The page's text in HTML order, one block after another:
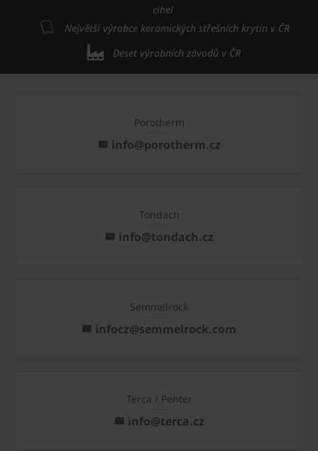
cihel
Největší výrobce keramických střešních krytin v ČR
Deset výrobních závodů v ČR
Porotherm
info@porotherm.cz
Tondach
info@tondach.cz
Semmelrock
infocz@semmelrock.com
Terca / Penter
info@terca.cz